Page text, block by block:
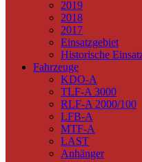
2019
2018
2017
Einsatzgebiet
Historische
Fahrzeuge
KDO-A
TLF-A 3000
RLF-A 2000/100
LFB-A
MTF-A
LAST
Anhänger